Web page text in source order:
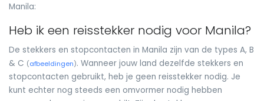
Manila:
Heb ik een reisstekker nodig voor Manila?
De stekkers en stopcontacten in Manila zijn van de types A, B
& C (afbeeldingen). Wanneer jouw land dezelfde stekkers en
stopcontacten gebruikt, heb je geen reisstekker nodig. Je
kunt echter nog steeds een omvormer nodig hebben